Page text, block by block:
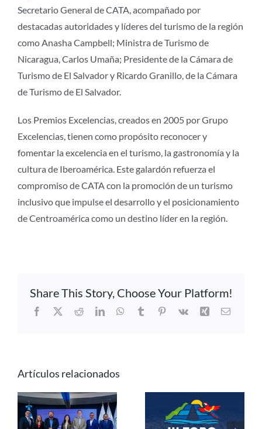
Secretario General de CATA, acompañado por
destacadas autoridades y líderes del turismo de la región
como Anasha Campbell; Ministra de Turismo de
Nicaragua, Carlos Umaña; Presidente de la Cámara de
Turismo de El Salvador y Ricardo Granillo, de la Cámara
de Turismo de El Salvador.
Los Premios Excelencias, creados en 2005 por Grupo
Excelencias, tienen como propósito reconocer y
fomentar la excelencia en el turismo, la gastronomía y la
cultura de Iberoamérica. Este galardón refuerza el
compromiso de CATA con la promoción de un turismo
inclusivo que impulse el desarrollo y el posicionamiento
de Centroamérica como un destino líder en la región.
Share This Story, Choose Your Platform!
Facebook
X RedditLinkedInWhatsApp
TumblrPinterest
Vk Xing Correo
Artículos relacionados
Honduras se
prepara para
consolida su